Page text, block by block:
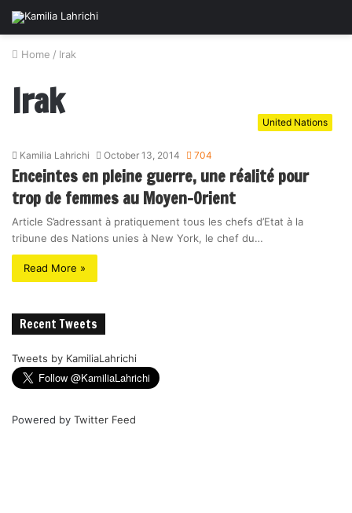
Home / Irak
Irak United Nations
Kamilia Lahrichi October 13, 2014 704
Enceintes en pleine guerre, une réalité pour
trop de femmes au Moyen-Orient
Article S’adressant à pratiquement tous les chefs d’Etat à la
tribune des Nations unies à New York, le chef du…
Read More »
Recent Tweets
Tweets by KamiliaLahrichi
Powered by Twitter Feed